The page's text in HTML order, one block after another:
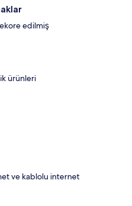
edilmiş
ürünleri
ve kablolu internet